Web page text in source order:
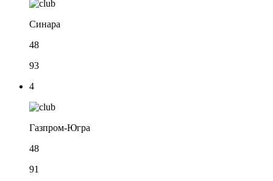
Синара
48
93
4
Газпром-Югра
48
91